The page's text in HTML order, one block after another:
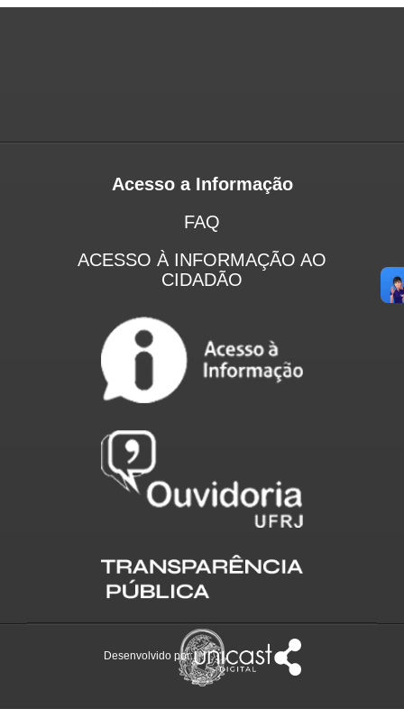
Acesso a Informação
FAQ
ACESSO À INFORMAÇÃO AO
CIDADÃO
Desenvolvido por: